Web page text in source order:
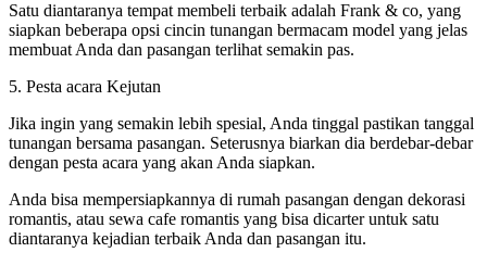
Satu diantaranya tempat membeli terbaik adalah Frank & co, yang
siapkan beberapa opsi cincin tunangan bermacam model yang jelas
membuat Anda dan pasangan terlihat semakin pas.
5. Pesta acara Kejutan
Jika ingin yang semakin lebih spesial, Anda tinggal pastikan tanggal
tunangan bersama pasangan. Seterusnya biarkan dia berdebar-debar
dengan pesta acara yang akan Anda siapkan.
Anda bisa mempersiapkannya di rumah pasangan dengan dekorasi
romantis, atau sewa cafe romantis yang bisa dicarter untuk satu
diantaranya kejadian terbaik Anda dan pasangan itu.